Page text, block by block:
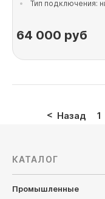
Тип подключения:
64 000 руб
Назад 1
КАТАЛОГ
Промышленные